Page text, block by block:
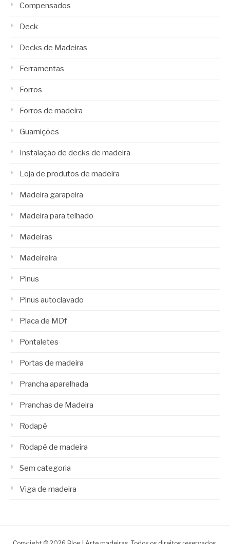
Compensados
Deck
Decks de Madeiras
Ferramentas
Forros
Forros de madeira
Guarnições
Instalação de decks de madeira
Loja de produtos de madeira
Madeira garapeira
Madeira para telhado
Madeiras
Madeireira
Pinus
Pinus autoclavado
Placa de MDf
Pontaletes
Portas de madeira
Prancha aparelhada
Pranchas de Madeira
Rodapé
Rodapé de madeira
Sem categoria
Viga de madeira